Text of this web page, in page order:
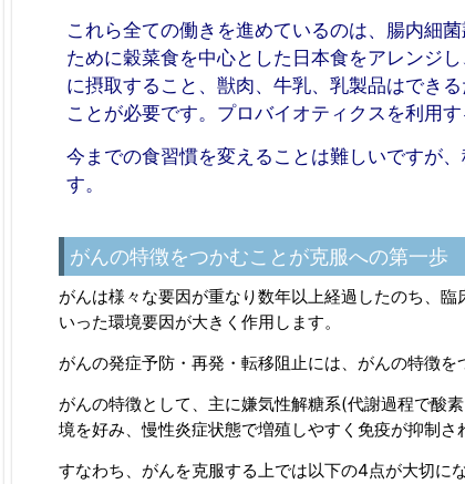
これら全ての働きを進めているのは、腸内細
ために穀菜食を中心とした日本食をアレンジ
に摂取すること、獣肉、牛乳、乳製品はでき
ことが必要です。プロバイオティクスを利用す
今までの食習慣を変えることは難しいですが
す。
がんの特徴をつかむことが克服への第一歩
がんは様々な要因が重なり数年以上経過したのち、
いった環境要因が大きく作用します。
がんの発症予防・再発・転移阻止には、がんの特徴
がんの特徴として、主に嫌気性解糖系(代謝過程で酸
境を好み、慢性炎症状態で増殖しやすく免疫が抑制さ
すなわち、がんを克服する上では以下の4点が大切にな